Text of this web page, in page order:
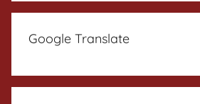
Google Translate